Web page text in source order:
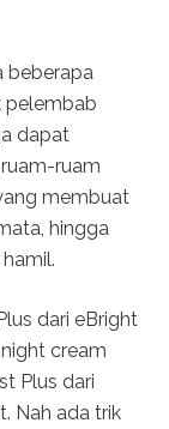
beberapa
pelembab
dapat
ruam
membuat
hingga
dari eBright
cream
Plus dari
Nah ada trik